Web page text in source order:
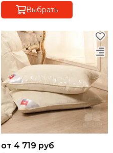
Выбрать
от 4 719 руб